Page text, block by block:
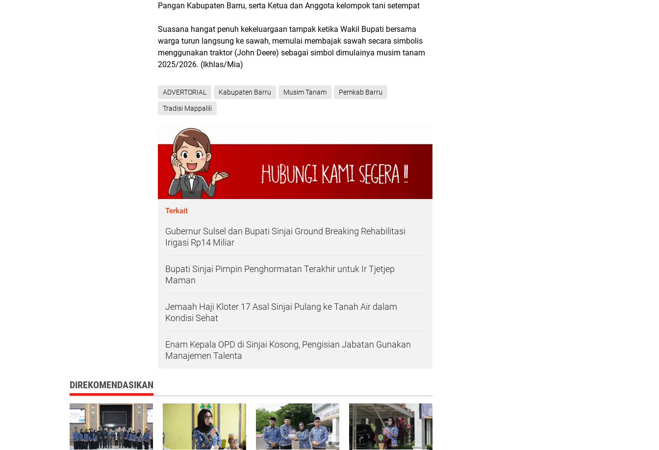
Pangan Kabupaten Barru, serta Ketua dan Anggota kelompok tani setempat
Suasana hangat penuh kekeluargaan tampak ketika Wakil Bupati bersama
warga turun langsung ke sawah, memulai membajak sawah secara simbolis
menggunakan traktor (John Deere) sebagai simbol dimulainya musim tanam
2025/2026. (Ikhlas/Mia)
ADVERTORIAL Kabupaten Barru Musim Tanam Pemkab Barru
Tradisi Mappalili
Terkait
Gubernur Sulsel dan Bupati Sinjai Ground Breaking Rehabilitasi
Irigasi Rp14 Miliar
Bupati Sinjai Pimpin Penghormatan Terakhir untuk Ir Tjetjep
Maman
Jemaah Haji Kloter 17 Asal Sinjai Pulang ke Tanah Air dalam
Kondisi Sehat
Enam Kepala OPD di Sinjai Kosong, Pengisian Jabatan Gunakan
Manajemen Talenta
DIREKOMENDASIKAN